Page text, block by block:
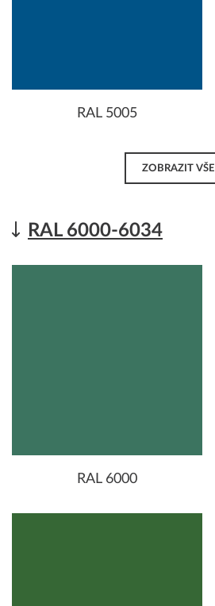
RAL 5005
ZOBRAZIT VŠE
RAL 6000-6034
RAL 6000